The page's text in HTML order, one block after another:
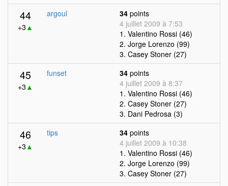
44
+3 ▲
argoul 34 points
4 juillet 2009 à 7:53
1. Valentino Rossi (46)
2. Jorge Lorenzo (99)
3. Casey Stoner (27)
45
+3 ▲
funset 34 points
4 juillet 2009 à 8:37
1. Valentino Rossi (46)
2. Casey Stoner (27)
3. Dani Pedrosa (3)
46
+3 ▲
tips 34 points
4 juillet 2009 à 10:38
1. Valentino Rossi (46)
2. Jorge Lorenzo (99)
3. Casey Stoner (27)